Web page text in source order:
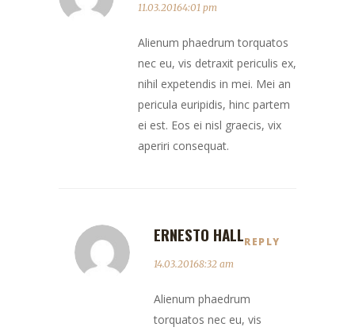
11.03.20164:01 pm
Alienum phaedrum torquatos
nec eu, vis detraxit periculis ex,
nihil expetendis in mei. Mei an
pericula euripidis, hinc partem
ei est. Eos ei nisl graecis, vix
aperiri consequat.
ERNESTO HALLREPLY
14.03.20168:32 am
Alienum phaedrum
torquatos nec eu, vis